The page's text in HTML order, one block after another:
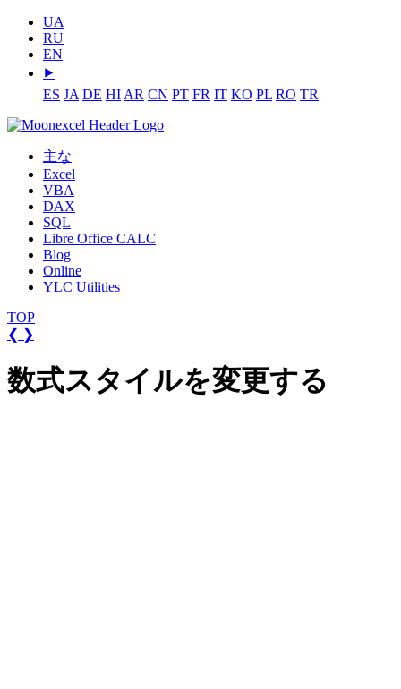
UA
RU
EN
⯈
ES JA DE HI AR CN PT FR IT KO PL RO TR
主な
Excel
VBA
DAX
SQL
Libre Office CALC
Blog
Online
YLC Utilities
TOP
❮ ❯
数式スタイルを変更する